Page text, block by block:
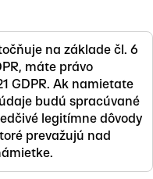
na základe čl. 6
máte právo
GDPR. Ak namietate
budú spracúvané
legitímne dôvody
prevažujú nad